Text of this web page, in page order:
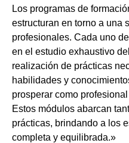
Los programas de
estructuran en torno a una
profesionales. Cada uno
en el estudio exhaustivo
realización de prácticas
habilidades y
prosperar como
Estos módulos abarcan
prácticas, brindando a los
completa y equilibrada.»